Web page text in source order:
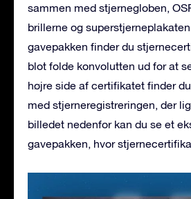
sammen med stjernegloben,
brillerne og
gavepakken finder du
blot folde konvolutten ud for at
højre side af certifikatet finder
med stjerneregistreringen, der
billedet nedenfor kan du se et
gavepakken, hvor